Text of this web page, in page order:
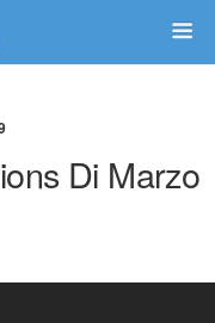
Di Marzo